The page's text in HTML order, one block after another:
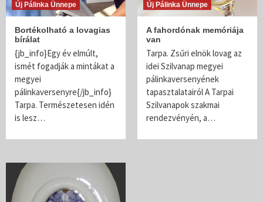
Új Pálinka Ünnepe
Bortékolható a lovagias
bírálat
{jb_info}Egy év elmúlt,
ismét fogadják a mintákat a
megyei
pálinkaversenyre{/jb_info}
Tarpa. Természetesen idén
is lesz…
Új Pálinka Ünnepe
A fahordónak memóriája
van
Tarpa. Zsűri elnök lovag az
idei Szilvanap megyei
pálinkaversenyének
tapasztalatairól A Tarpai
Szilvanapok szakmai
rendezvényén, a…